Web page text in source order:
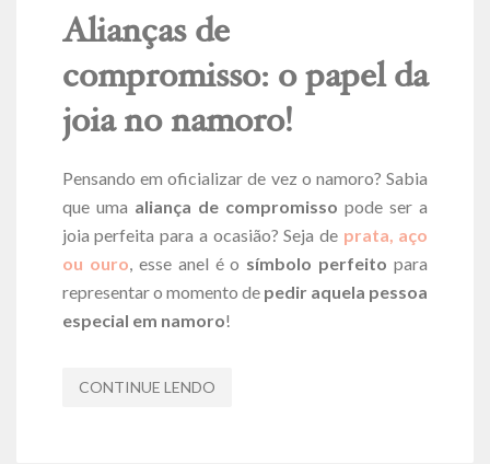
Alianças de
compromisso: o papel da
joia no namoro!
Pensando em oficializar de vez o namoro? Sabia
que uma aliança de compromisso pode ser a
joia perfeita para a ocasião? Seja de prata, aço
ou ouro, esse anel é o símbolo perfeito para
representar o momento de pedir aquela pessoa
especial em namoro!
CONTINUE LENDO